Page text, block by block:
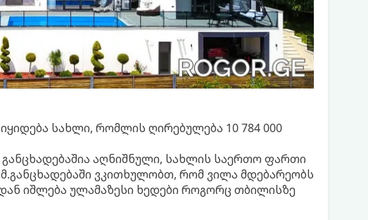
სახლი, რომლის ღირებულება 10 784 000
განცხადებაშია აღნიშნული, სახლის საერთო ფართი
ვკითხულობთ, რომ ვილა მდებარეობს
იშლება ულამაზესი ხედები როგორც თბილისზე